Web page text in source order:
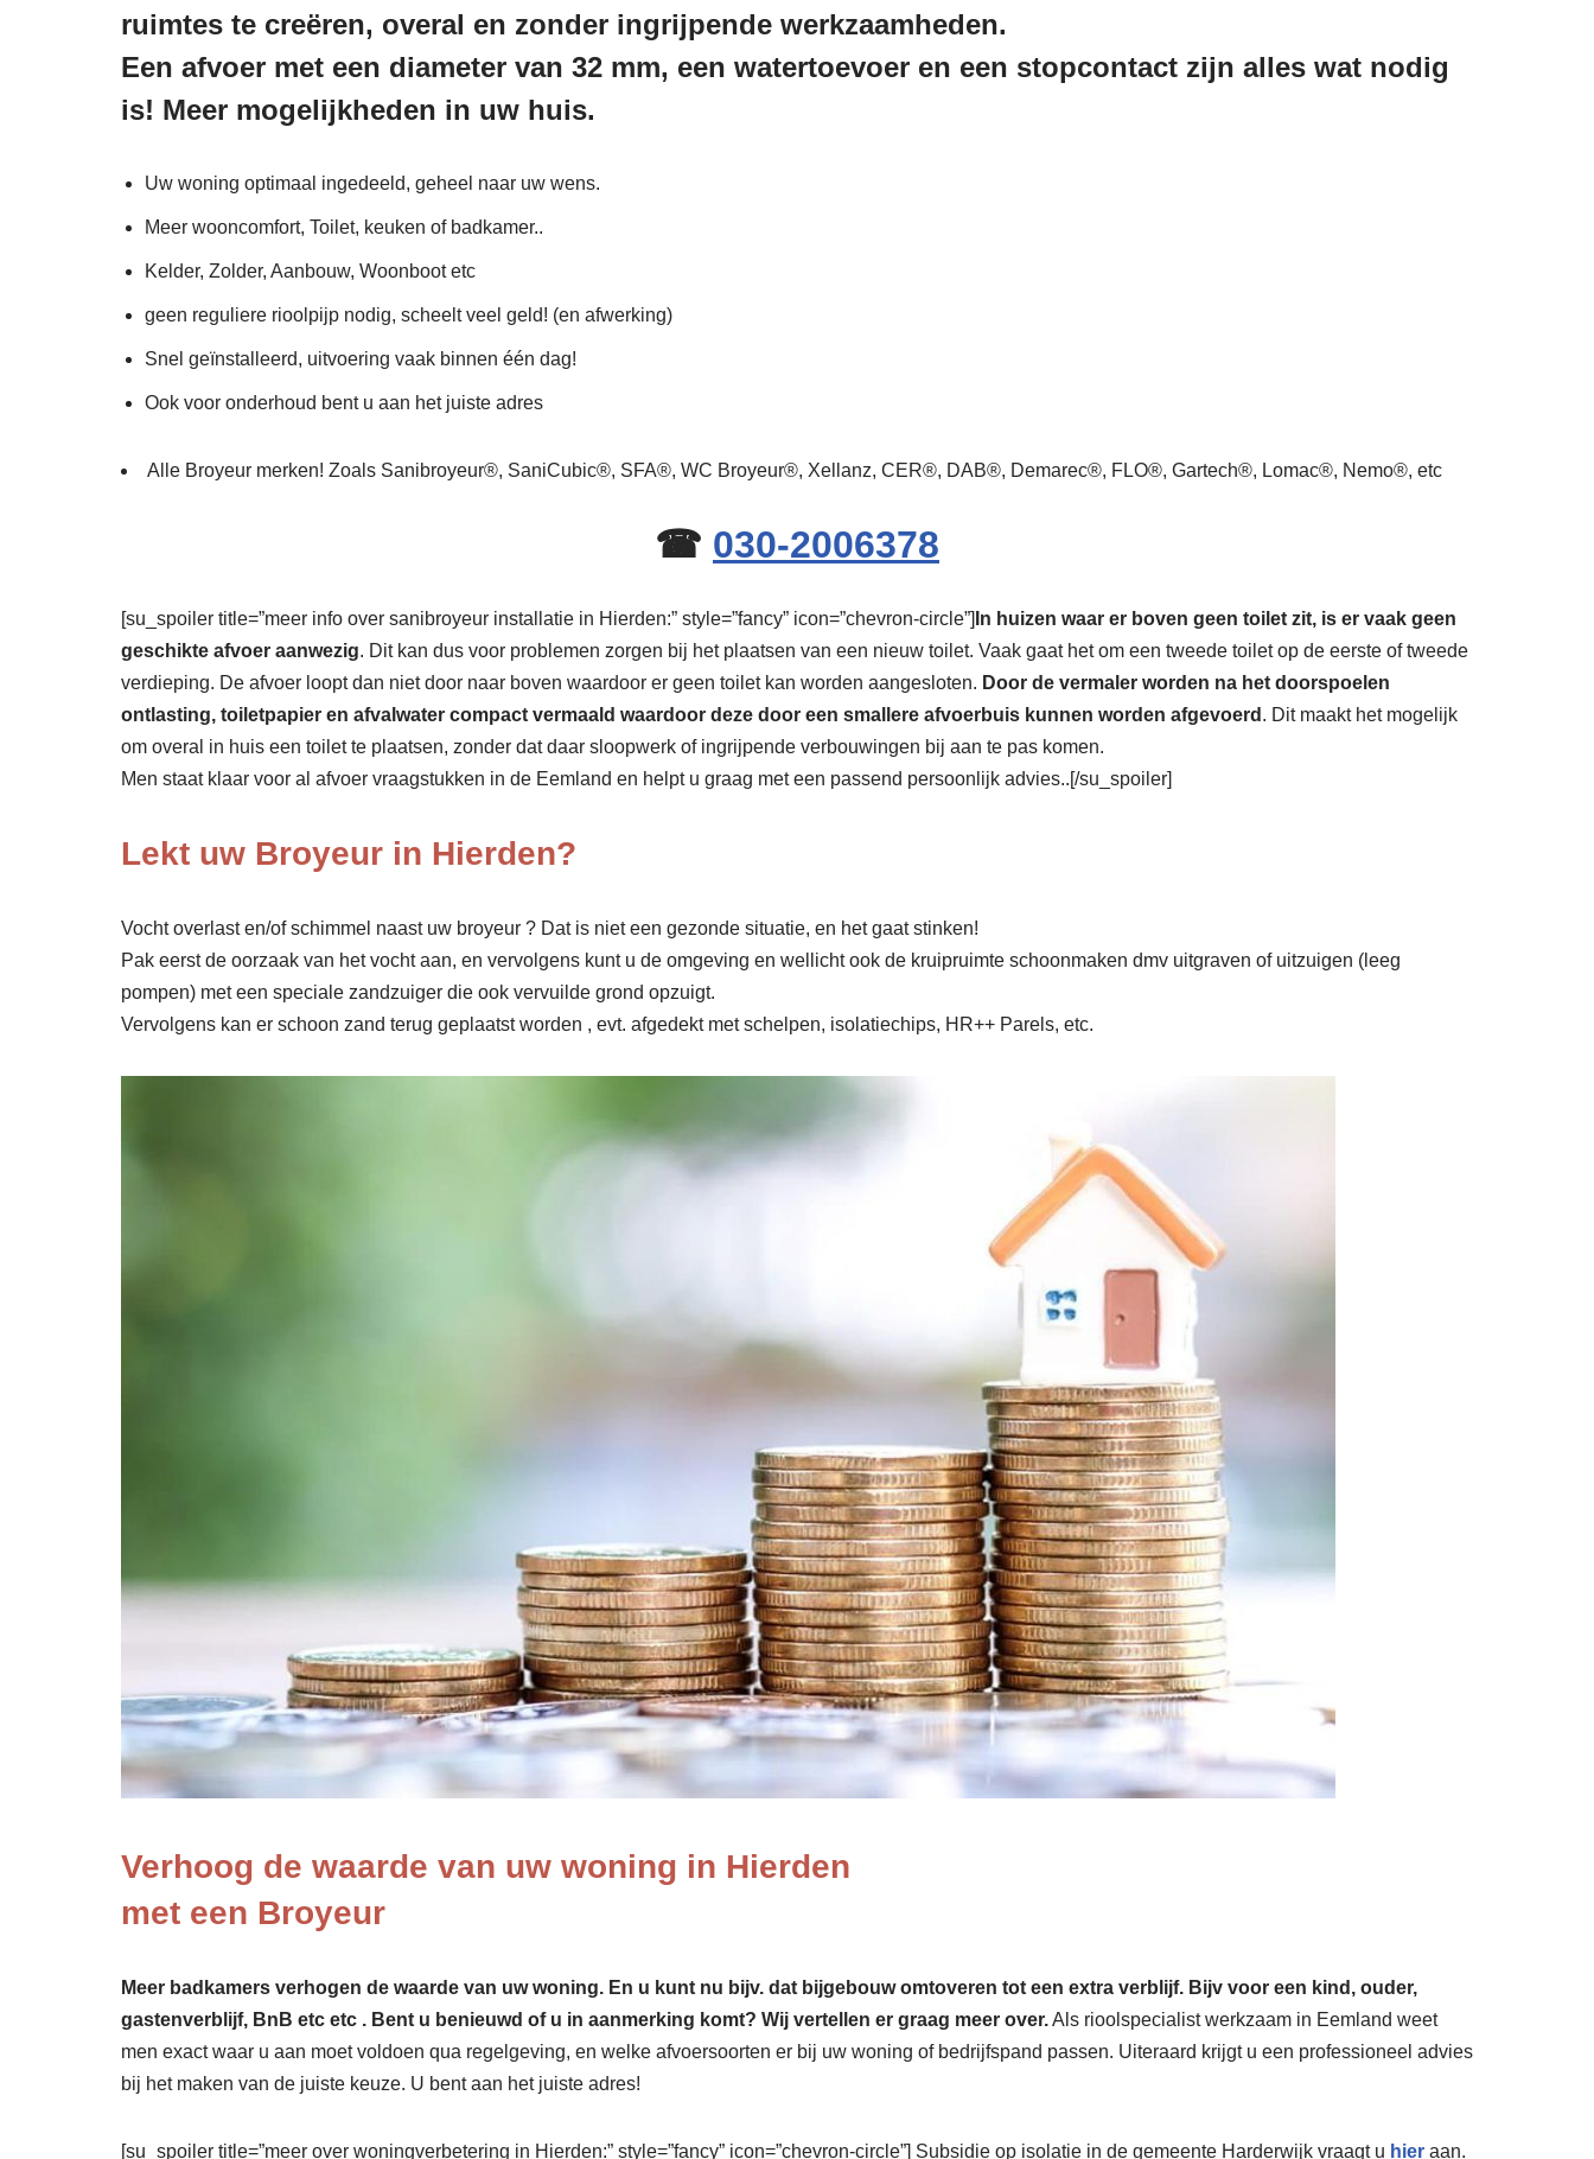
ruimtes te creëren, overal en zonder ingrijpende werkzaamheden.
Een afvoer met een diameter van 32 mm, een watertoevoer en een stopcontact zijn alles wat nodig
is! Meer mogelijkheden in uw huis.
Uw woning optimaal ingedeeld, geheel naar uw wens.
Meer wooncomfort, Toilet, keuken of badkamer..
Kelder, Zolder, Aanbouw, Woonboot etc
geen reguliere rioolpijp nodig, scheelt veel geld! (en afwerking)
Snel geïnstalleerd, uitvoering vaak binnen één dag!
Ook voor onderhoud bent u aan het juiste adres
Alle Broyeur merken! Zoals Sanibroyeur®, SaniCubic®, SFA®, WC Broyeur®, Xellanz, CER®, DAB®, Demarec®, FLO®, Gartech®, Lomac®, Nemo®, etc
☎ 030-2006378
[su_spoiler title=”meer info over sanibroyeur installatie in Hierden:” style=”fancy” icon=”chevron-circle”] In huizen waar er boven geen toilet zit, is er vaak geen
geschikte afvoer aanwezig. Dit kan dus voor problemen zorgen bij het plaatsen van een nieuw toilet. Vaak gaat het om een tweede toilet op de eerste of tweede
verdieping. De afvoer loopt dan niet door naar boven waardoor er geen toilet kan worden aangesloten. Door de vermaler worden na het doorspoelen
ontlasting, toiletpapier en afvalwater compact vermaald waardoor deze door een smallere afvoerbuis kunnen worden afgevoerd . Dit maakt het mogelijk
om overal in huis een toilet te plaatsen, zonder dat daar sloopwerk of ingrijpende verbouwingen bij aan te pas komen.
Men staat klaar voor al afvoer vraagstukken in de Eemland en helpt u graag met een passend persoonlijk advies..[/su_spoiler]
Lekt uw Broyeur in Hierden?
Vocht overlast en/of schimmel naast uw broyeur ? Dat is niet een gezonde situatie, en het gaat stinken!
Pak eerst de oorzaak van het vocht aan, en vervolgens kunt u de omgeving en wellicht ook de kruipruimte schoonmaken dmv uitgraven of uitzuigen (leeg
pompen) met een speciale zandzuiger die ook vervuilde grond opzuigt.
Vervolgens kan er schoon zand terug geplaatst worden , evt. afgedekt met schelpen, isolatiechips, HR++ Parels, etc.
Verhoog de waarde van uw woning in Hierden
met een Broyeur
Meer badkamers verhogen de waarde van uw woning. En u kunt nu bijv. dat bijgebouw omtoveren tot een extra verblijf. Bijv voor een kind, ouder,
gastenverblijf, BnB etc etc . Bent u benieuwd of u in aanmerking komt? Wij vertellen er graag meer over.Als rioolspecialist werkzaam in Eemland weet
men exact waar u aan moet voldoen qua regelgeving, en welke afvoersoorten er bij uw woning of bedrijfspand passen. Uiteraard krijgt u een professioneel advies
bij het maken van de juiste keuze. U bent aan het juiste adres!
[su_spoiler title=”meer over woningverbetering in Hierden:” style=”fancy” icon=”chevron-circle”] Subsidie op isolatie in de gemeente Harderwijk vraagt u hier aan.